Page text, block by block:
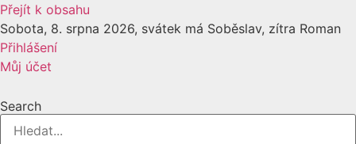
Přejít k obsahu
Sobota, 8. srpna 2026, svátek má Soběslav, zítra Roman
Přihlášení
Můj účet
Search